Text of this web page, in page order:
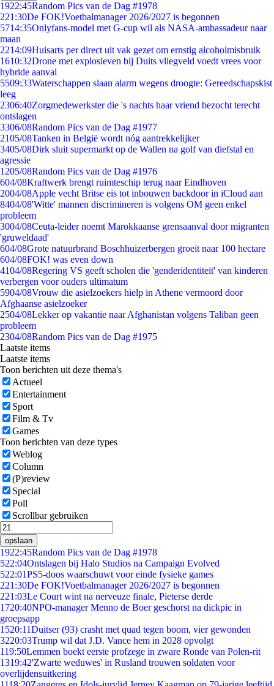
1922:45Random Pics van de Dag #1978
221:30De FOK!Voetbalmanager 2026/2027 is begonnen
5714:35Onlyfans-model met G-cup wil als NASA-ambassadeur naar
maan
2214:09Huisarts per direct uit vak gezet om ernstig alcoholmisbruik
1610:32Drone met explosieven bij Duits vliegveld voedt vrees voor
hybride aanval
5509:33Waterschappen slaan alarm wegens droogte: Gereedschapskist
leeg
2306:40Zorgmedewerkster die 's nachts haar vriend bezocht terecht
ontslagen
3306/08Random Pics van de Dag #1977
2105/08Tanken in België wordt nóg aantrekkelijker
3405/08Dirk sluit supermarkt op de Wallen na golf van diefstal en
agressie
1205/08Random Pics van de Dag #1976
604/08Kraftwerk brengt ruimteschip terug naar Eindhoven
2004/08Apple vecht Britse eis tot inbouwen backdoor in iCloud aan
8404/08'Witte' mannen discrimineren is volgens OM geen enkel
probleem
3004/08Ceuta-leider noemt Marokkaanse grensaanval door migranten
'gruweldaad'
604/08Grote natuurbrand Boschhuizerbergen groeit naar 100 hectare
604/08FOK! was even down
4104/08Regering VS geeft scholen die 'genderidentiteit' van kinderen
verbergen voor ouders ultimatum
5904/08Vrouw die asielzoekers hielp in Athene vermoord door
Afghaanse asielzoeker
2504/08Lekker op vakantie naar Afghanistan volgens Taliban geen
probleem
2304/08Random Pics van de Dag #1975
Laatste items
Laatste items
Toon berichten uit deze thema's
Actueel
Entertainment
Sport
Film & Tv
Games
Toon berichten van deze types
Weblog
Column
(P)review
Special
Poll
Scrollbar gebruiken
opslaan
1922:45Random Pics van de Dag #1978
522:04Ontslagen bij Halo Studios na Campaign Evolved
522:01PS5-doos waarschuwt voor einde fysieke games
221:30De FOK!Voetbalmanager 2026/2027 is begonnen
221:03Le Court wint na nerveuze finale, Pieterse derde
1720:40NPO-manager Menno de Boer geschorst na dickpic in
groepsapp
1520:11Duitser (93) crasht met quad tegen boom, vier gewonden
3220:03Trump wil dat J.D. Vance hem in 2028 opvolgt
119:50Lemmen boekt eerste profzege in zware Ronde van Polen-rit
1319:42'Zwarte weduwes' in Rusland trouwen soldaten voor
overlijdensuitkering